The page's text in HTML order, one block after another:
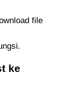
file
ke